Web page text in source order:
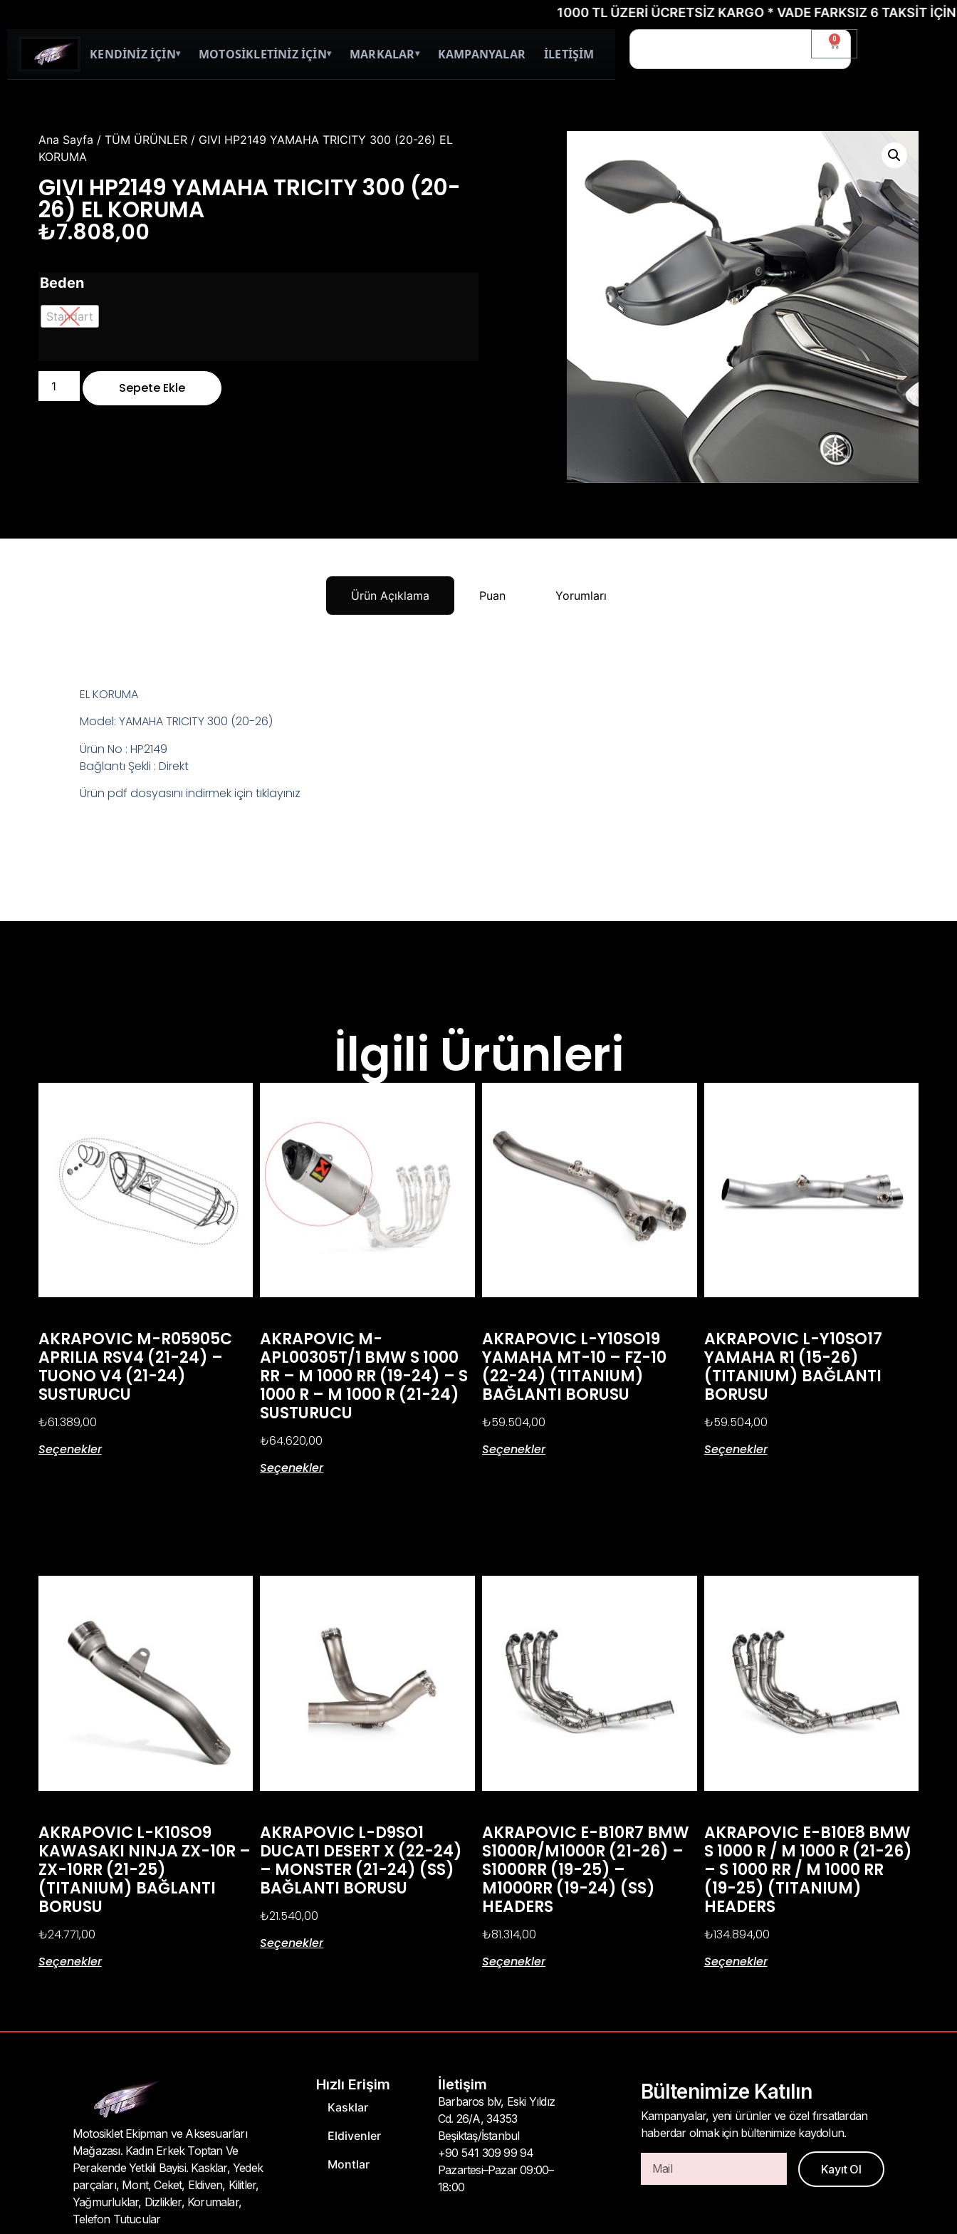
1000 TL ÜZERİ ÜCRETSİZ KARGO * VADE FARKSIZ 6 TAKSİT İÇİN
KENDİNİZ İÇİN▾ MOTOSİKLETİNİZ İÇİN▾ MARKALAR▾ KAMPANYALAR İLETİŞİM
0
Ana Sayfa / TÜM ÜRÜNLER/ GIVI HP2149 YAMAHA TRICITY 300 (20-26) EL
KORUMA
GIVI HP2149 YAMAHA TRICITY 300 (20-
26) EL KORUMA
₺7.808,00
Beden
Standart
Sepete Ekle
Ürün Açıklama Puan Yorumları
EL KORUMA
Model: YAMAHA TRICITY 300 (20-26)
Ürün No : HP2149
Bağlantı Şekli : Direkt
Ürün pdf dosyasını indirmek için tıklayınız
İlgili Ürünleri
AKRAPOVIC M-R05905C
APRILIA RSV4 (21-24) –
TUONO V4 (21-24)
SUSTURUCU
₺61.389,00
Seçenekler
AKRAPOVIC M-
APL00305T/1 BMW S 1000
RR – M 1000 RR (19-24) – S
1000 R – M 1000 R (21-24)
SUSTURUCU
₺64.620,00
Seçenekler
AKRAPOVIC L-Y10SO19
YAMAHA MT-10 – FZ-10
(22-24) (TITANIUM)
BAĞLANTI BORUSU
₺59.504,00
Seçenekler
AKRAPOVIC L-Y10SO17
YAMAHA R1 (15-26)
(TITANIUM) BAĞLANTI
BORUSU
₺59.504,00
Seçenekler
AKRAPOVIC L-K10SO9
KAWASAKI NINJA ZX-10R –
ZX-10RR (21-25)
(TITANIUM) BAĞLANTI
BORUSU
₺24.771,00
Seçenekler
AKRAPOVIC L-D9SO1
DUCATI DESERT X (22-24)
– MONSTER (21-24) (SS)
BAĞLANTI BORUSU
₺21.540,00
Seçenekler
AKRAPOVIC E-B10R7 BMW
S1000R/M1000R (21-26) –
S1000RR (19-25) –
M1000RR (19-24) (SS)
HEADERS
₺81.314,00
Seçenekler
AKRAPOVIC E-B10E8 BMW
S 1000 R / M 1000 R (21-26)
– S 1000 RR / M 1000 RR
(19-25) (TITANIUM)
HEADERS
₺134.894,00
Seçenekler
Motosiklet Ekipman ve Aksesuarları
Mağazası. Kadın Erkek Toptan Ve
Perakende Yetkili Bayisi. Kasklar, Yedek
parçaları, Mont, Ceket, Eldiven, Kilitler,
Yağmurluklar, Dizlikler, Korumalar,
Telefon Tutucular
Hızlı Erişim
Kasklar
Eldivenler
Montlar
İletişim
Barbaros blv, Eski Yıldız
Cd. 26/A, 34353
Beşiktaş/İstanbul
+90 541 309 99 94
Pazartesi–Pazar 09:00–
18:00
Bültenimize Katılın
Kampanyalar, yeni ürünler ve özel fırsatlardan
haberdar olmak için bültenimize kaydolun.
Kayıt Ol